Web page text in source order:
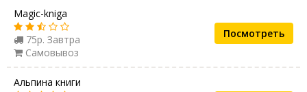
Magic-kniga
75р. Завтра
Самовывоз
Посмотреть
Альпина книги